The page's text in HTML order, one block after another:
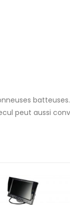
peut aussi